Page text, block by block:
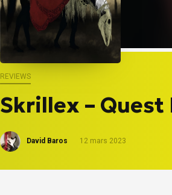
REVIEWS
Skrillex – Quest
David Baros 12 mars 2023